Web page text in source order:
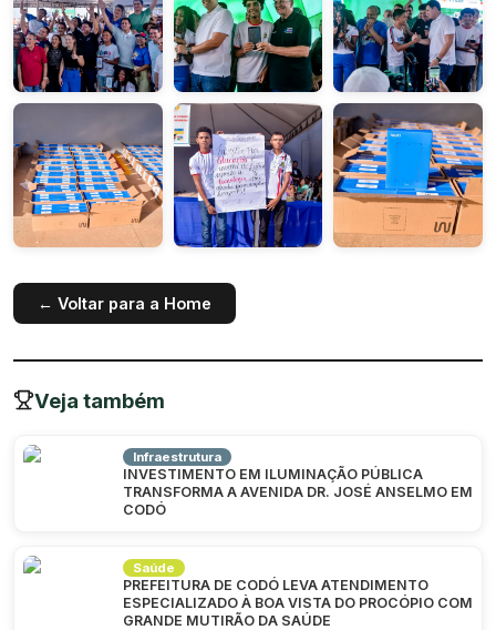
← Voltar para a Home
Veja também
Infraestrutura
INVESTIMENTO EM ILUMINAÇÃO PÚBLICA
TRANSFORMA A AVENIDA DR. JOSÉ ANSELMO EM
CODÓ
Saúde
PREFEITURA DE CODÓ LEVA ATENDIMENTO
ESPECIALIZADO À BOA VISTA DO PROCÓPIO COM
GRANDE MUTIRÃO DA SAÚDE